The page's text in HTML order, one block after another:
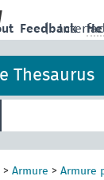
|
Feedback
Thesaurus
>Armure >Armure